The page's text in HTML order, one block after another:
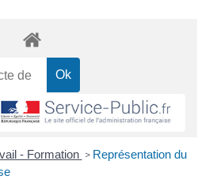
- Formation > Représentation du